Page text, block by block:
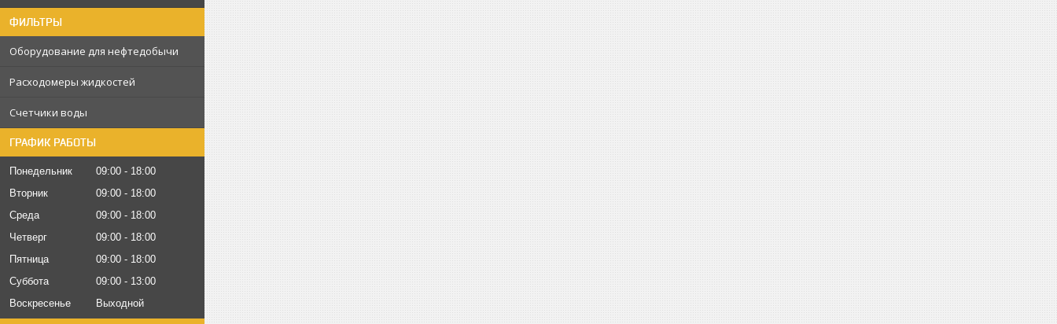
ФИЛЬТРЫ
Оборудование для нефтедобычи
Расходомеры жидкостей
Счетчики воды
ГРАФИК РАБОТЫ
Понедельник 09:00
18:00
Вторник
09:00
18:00
Среда
09:00
18:00
Четверг
09:00
18:00
Пятница
09:00
18:00
Суббота
09:00
13:00
Воскресенье
Выходной